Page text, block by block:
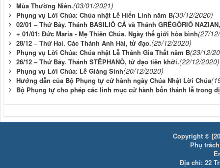
Mùa Thường Niên.(03/01/2021)
Phụng vụ Lời Chúa: Chúa nhật Lễ Hiển Linh năm B(30/12/2020)
02/01 – Thứ Bảy. Thánh BASILIÔ CẢ và Thánh GRÊGÔRIÔ
+ 01/01: Đức Maria - Mẹ Thiên Chúa. Ngày thế giới hòa bình(27/
28/12 – Thứ Hai. Các Thánh Anh Hài, tử đạo.(25/12/2020)
Phụng vụ Lời Chúa: Chúa nhật Lễ Thánh Gia Thất năm B(23/12/
26/12 – Thứ Bảy. Thánh STÊPHANÔ, tử đạo tiên khởi.(22/12/2020)
Phụng vụ Lời Chúa: Lễ Giáng Sinh(20/12/2020)
Hướng dẫn của Bộ Phụng tự cử hành ngày Chúa Nhật Lời Chúa
Bộ Phụng tự cho phép các linh mục cử hành bốn thánh lễ trong
Copyright ©
Phụ
Địa chỉ: 22